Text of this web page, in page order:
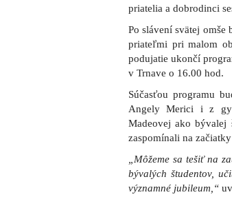
priatelia a dobrodinci
Po slávení svätej
priateľmi pri malom
podujatie ukončí
v Trnave o 16.00 hod.
Súčasťou programu
Angely Merici i z
Madeovej ako bývalej
zaspomínali na
„Môžeme sa tešiť na
bývalých študentov,
významné jubileum,“